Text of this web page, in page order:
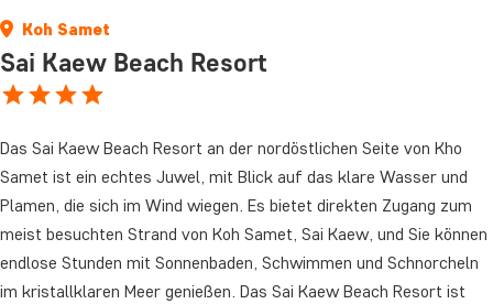
Koh Samet
Sai Kaew Beach Resort
Das Sai Kaew Beach Resort an der nordöstlichen Seite von Kho
Samet ist ein echtes Juwel, mit Blick auf das klare Wasser und
Plamen, die sich im Wind wiegen. Es bietet direkten Zugang zum
meist besuchten Strand von Koh Samet, Sai Kaew, und Sie können
endlose Stunden mit Sonnenbaden, Schwimmen und Schnorcheln
im kristallklaren Meer genießen. Das Sai Kaew Beach Resort ist